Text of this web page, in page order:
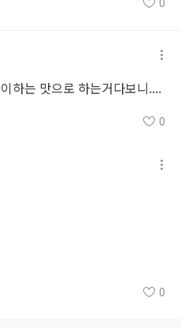
하는 맛으로 하는거다보니....
0
0